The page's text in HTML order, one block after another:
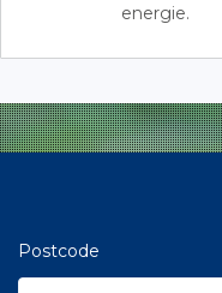
energie.
Postcode